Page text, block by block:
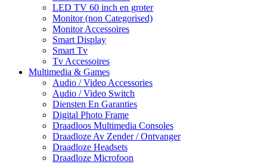
LED TV 60 inch en groter
Monitor (non Categorised)
Monitor Accessoires
Smart Display
Smart Tv
Tv Accessoires
Multimedia & Games
Audio / Video Accessories
Audio / Video Switch
Diensten En Garanties
Digital Photo Frame
Draadloos Multimedia Consoles
Draadloze Av Zender / Ontvanger
Draadloze Headsets
Draadloze Microfoon